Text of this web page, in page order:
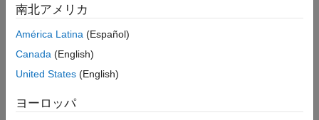
構文
ヒント
参考
cdflib.setStageCacheSize(cdfId,numBuffers)
ッファーの数を指定します。CDF キャッシュ スキームについて
は、『CDF ユーザー ガイド』を参照してください。
ーの数を指定する数値です。
南北アメリカ
América Latina (Español)
Canada (English)
United States (English)
ヨーロッパ